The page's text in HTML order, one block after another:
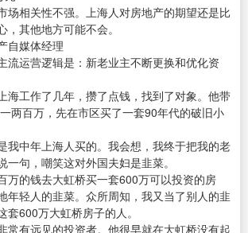
场相关性不强。上海人对房地产的期望还是比
其他地方可能不会。
自媒体经理
流运营逻辑是：新老业主不断更换和优化资
海工作了几年，攒了点钱，找到了对象。他带
两百万，先在市区买了一套90年代的破旧小
我中年上海人买的。我会想，我终于把我的老
一句，嘲笑这对外国夫妇是韭菜。
万的钱去大虹桥买一套600万可以投资的房
年轻人的韭菜。众所周知，我又当了别人的韭
套600万大虹桥房子的人。
常有远见的投资者。他很早就在大虹桥没有起